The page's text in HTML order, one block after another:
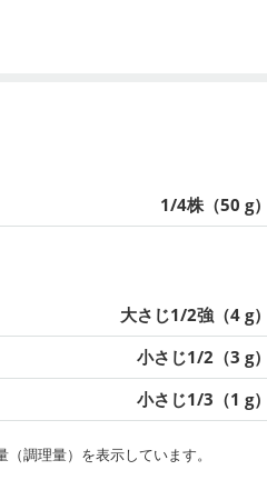
1/4株（50 g）
大さじ1/2強（4 g）
小さじ1/2（3 g）
小さじ1/3（1 g）
調理量）を表示しています。